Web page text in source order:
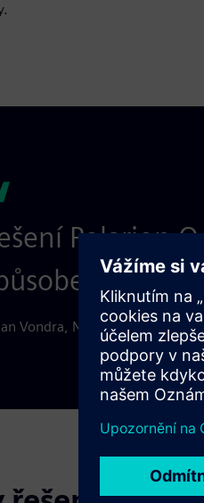
Polarion
Vondra, NetSuite